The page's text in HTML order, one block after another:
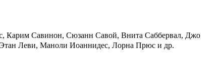
Карим Савинон, Сюзанн Савой, Внита Саббервал, Джо
Леви, Маноли Иоаннидес, Лорна Прюс и др.